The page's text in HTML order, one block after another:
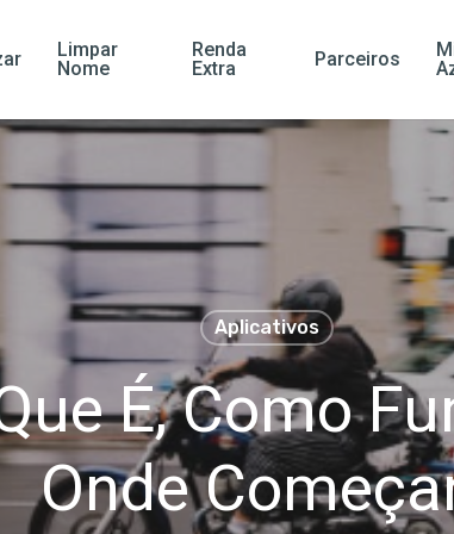
Limpar
Nome
Renda
Extra
Parceiros
Aplicativos
É, Como
Onde